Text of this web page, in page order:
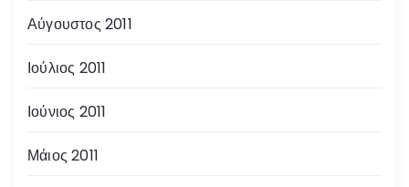
Αύγουστος 2011
Ιούλιος 2011
Ιούνιος 2011
Μάιος 2011